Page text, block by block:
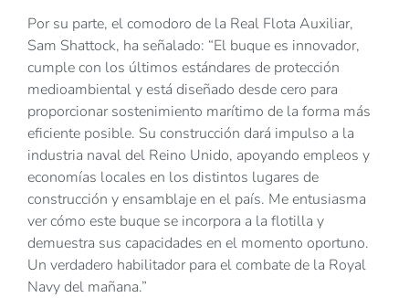
Por su parte, el comodoro de la Real Flota Auxiliar,
Sam Shattock, ha señalado: “El buque es innovador,
cumple con los últimos estándares de protección
medioambiental y está diseñado desde cero para
proporcionar sostenimiento marítimo de la forma más
eficiente posible. Su construcción dará impulso a la
industria naval del Reino Unido, apoyando empleos y
economías locales en los distintos lugares de
construcción y ensamblaje en el país. Me entusiasma
ver cómo este buque se incorpora a la flotilla y
demuestra sus capacidades en el momento oportuno.
Un verdadero habilitador para el combate de la Royal
Navy del mañana.”